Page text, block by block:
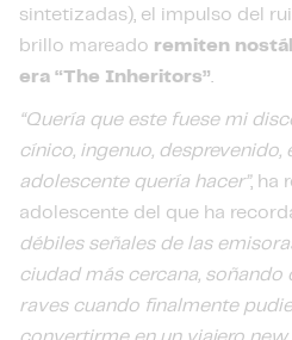
sintetizadas), el impulso del
brillo mareado remiten
era “The Inheritors”.
“Quería que este fuese mi
cínico, ingenuo,
adolescente quería hacer”, ha
adolescente del que ha
débiles señales de las
ciudad más cercana, soñando
raves cuando finalmente